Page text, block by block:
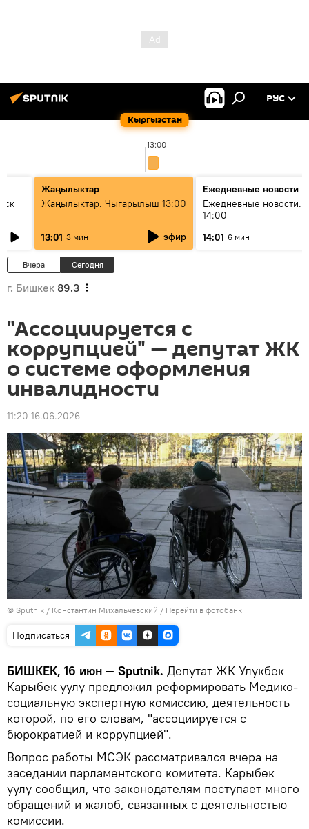
Кыргызстан
РУС
13:00
Жаңылыктар
Жаңылыктар. Чыгарылыш 13:00
13:01 3 мин эфир
Ежедневные новости
Ежедневные новости.
14:00
14:01 6 мин
Вчера Сегодня
г. Бишкек 89.3
"Ассоциируется с
коррупцией" — депутат ЖК
о системе оформления
инвалидности
11:20 16.06.2026
© Sputnik / Константин Михальчевский / Перейти в фотобанк
Подписаться
БИШКЕК, 16 июн — Sputnik. Депутат ЖК Улукбек
Карыбек уулу предложил реформировать Медико-
социальную экспертную комиссию, деятельность
которой, по его словам, "ассоциируется с
бюрократией и коррупцией".
Вопрос работы МСЭК рассматривался вчера на
заседании парламентского комитета. Карыбек
уулу сообщил, что законодателям поступает много
обращений и жалоб, связанных с деятельностью
комиссии.